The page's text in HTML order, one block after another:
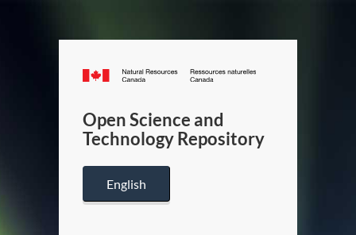
Canada.ca
/
Canada
Open Science and
Technology Repository
English